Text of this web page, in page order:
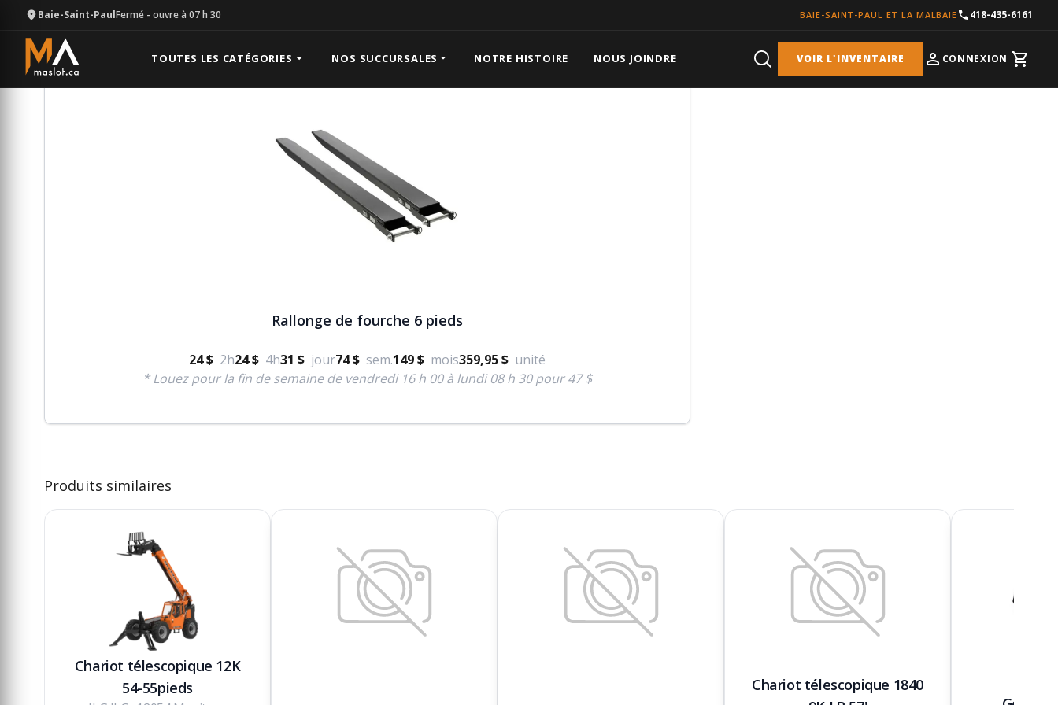
Baie-Saint-PaulFermé - ouvre à 07 h 30 BAIE-SAINT-PAUL ET LA MALBAIE 418-435-6161
TOUTES LES CATÉGORIES NOS SUCCURSALES NOTRE HISTOIRE NOUS JOINDRE VOIR L'INVENTAIRE CONNEXION Cart
Équipement Chariot élévateur
Rallonge de fourche 6 pieds
24 $ 2h24 $ 4h31 $ jour74 $ sem.149 $ mois359,95 $ unité
* Louez pour la fin de semaine de vendredi 16 h 00 à lundi 08 h 30 pour 47 $
Produits similaires
Chariot télescopique 12K
54-55pieds
Chariot télescopique 1840